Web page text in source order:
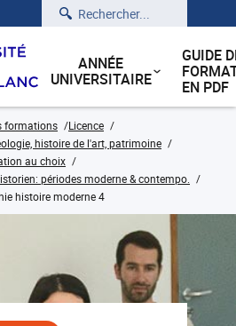
Rechercher
ANNÉE
UNIVERSITAIRE
GUIDE
EN PDF
formations
Licence
histoire de l'art, patrimoine
au choix
périodes moderne & contempo.
histoire moderne 4